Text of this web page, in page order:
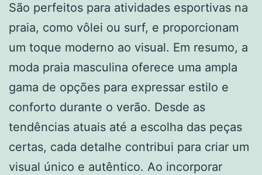
São perfeitos para atividades esportivas na
praia, como vôlei ou surf, e proporcionam
um toque moderno ao visual. Em resumo, a
moda praia masculina oferece uma ampla
gama de opções para expressar estilo e
conforto durante o verão. Desde as
tendências atuais até a escolha das peças
certas, cada detalhe contribui para criar um
visual único e autêntico. Ao incorporar